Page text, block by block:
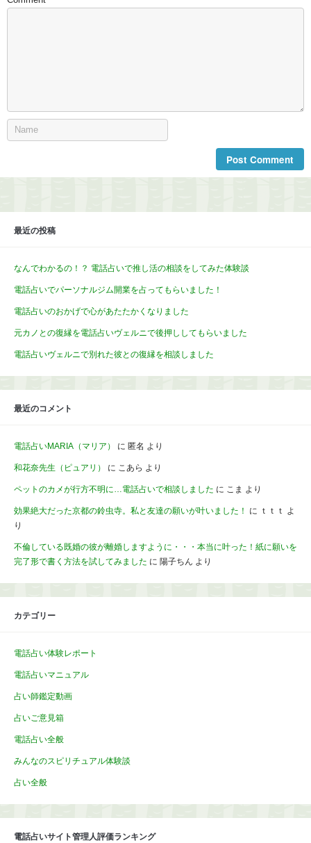
最近の投稿
なんでわかるの！？ 電話占いで推し活の相談をしてみた体験談
電話占いでパーソナルジム開業を占ってもらいました！
電話占いのおかげで心があたたかくなりました
元カノとの復縁を電話占いヴェルニで後押ししてもらいました
電話占いヴェルニで別れた彼との復縁を相談しました
最近のコメント
電話占いMARIA（マリア） に 匿名 より
和花奈先生（ピュアリ） に こあら より
ペットのカメが行方不明に…電話占いで相談しました に こま より
効果絶大だった京都の鈴虫寺。私と友達の願いが叶いました！ に ｔｔｔ よ
り
不倫している既婚の彼が離婚しますように・・・本当に叶った！紙に願いを
完了形で書く方法を試してみました に 陽子ちん より
カテゴリー
電話占い体験レポート
電話占いマニュアル
占い師鑑定動画
占いご意見箱
電話占い全般
みんなのスピリチュアル体験談
占い全般
電話占いサイト管理人評価ランキング